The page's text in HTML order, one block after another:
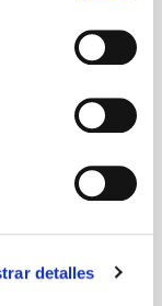
detalles